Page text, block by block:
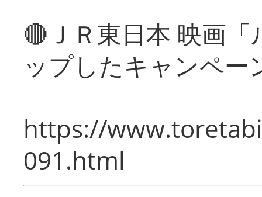
🔴ＪＲ東日本 映画
ップしたキャンペー
https://
091.html